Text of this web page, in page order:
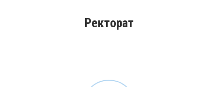
Ректорат